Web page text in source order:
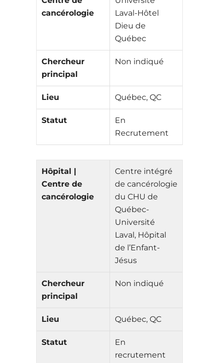
cancérologie
Laval-Hôtel
Dieu de
Québec
Chercheur
principal
Non indiqué
Lieu Québec, QC
Statut
En
Recrutement
Hôpital |
Centre de
cancérologie
Centre intégré
de cancérologie
du CHU de
Québec-
Université
Laval, Hôpital
de l’Enfant-
Jésus
Chercheur
principal
Non indiqué
Lieu Québec, QC
Statut
En
recrutement